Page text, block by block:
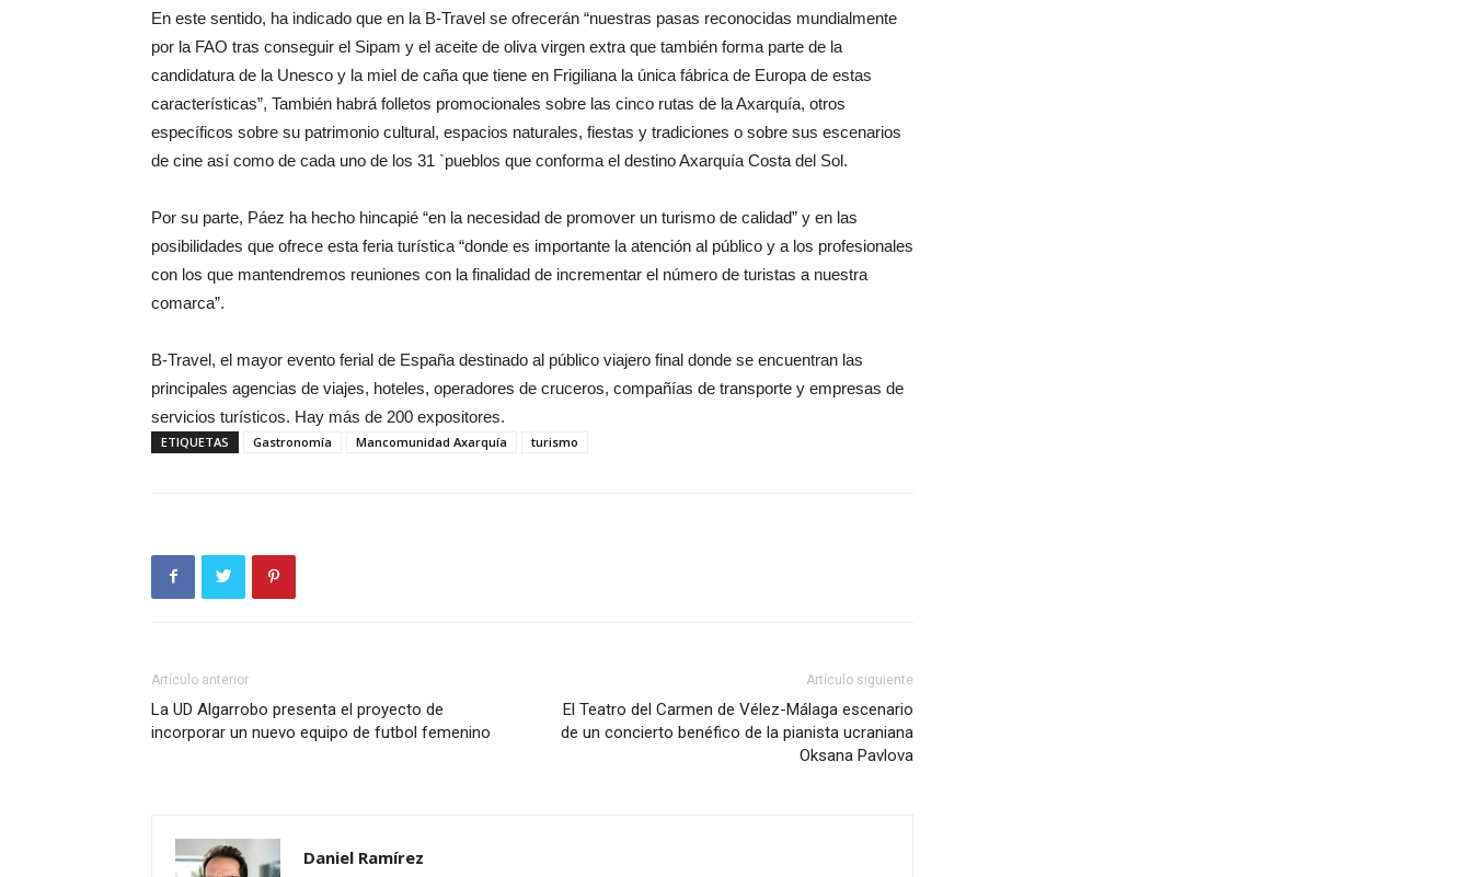
En este sentido, ha indicado que en la B-Travel se ofrecerán “nuestras pasas reconocidas mundialmente
por la FAO tras conseguir el Sipam y el aceite de oliva virgen extra que también forma parte de la
candidatura de la Unesco y la miel de caña que tiene en Frigiliana la única fábrica de Europa de estas
características”, También habrá folletos promocionales sobre las cinco rutas de la Axarquía, otros
específicos sobre su patrimonio cultural, espacios naturales, fiestas y tradiciones o sobre sus escenarios
de cine así como de cada uno de los 31 `pueblos que conforma el destino Axarquía Costa del Sol.
Por su parte, Páez ha hecho hincapié “en la necesidad de promover un turismo de calidad” y en las
posibilidades que ofrece esta feria turística “donde es importante la atención al público y a los profesionales
con los que mantendremos reuniones con la finalidad de incrementar el número de turistas a nuestra
comarca”.
B-Travel, el mayor evento ferial de España destinado al público viajero final donde se encuentran las
principales agencias de viajes, hoteles, operadores de cruceros, compañías de transporte y empresas de
servicios turísticos. Hay más de 200 expositores.
ETIQUETAS Gastronomía Mancomunidad Axarquía turismo
Artículo anterior
La UD Algarrobo presenta el proyecto de
incorporar un nuevo equipo de futbol femenino
Artículo siguiente
El Teatro del Carmen de Vélez-Málaga escenario
de un concierto benéfico de la pianista ucraniana
Oksana Pavlova
Daniel Ramírez